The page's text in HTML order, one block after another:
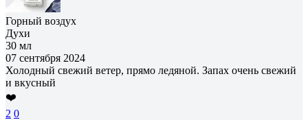
Горный воздух
Духи
30 мл
07 сентября 2024
Холодный свежий ветер, прямо ледяной. Запах очень свежий
и вкусный
❤️
2 0